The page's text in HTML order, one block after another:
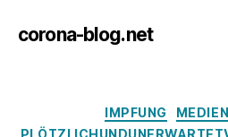
corona-blog.net
IMPFUNG MEDIEN